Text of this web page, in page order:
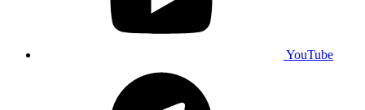
YouTube